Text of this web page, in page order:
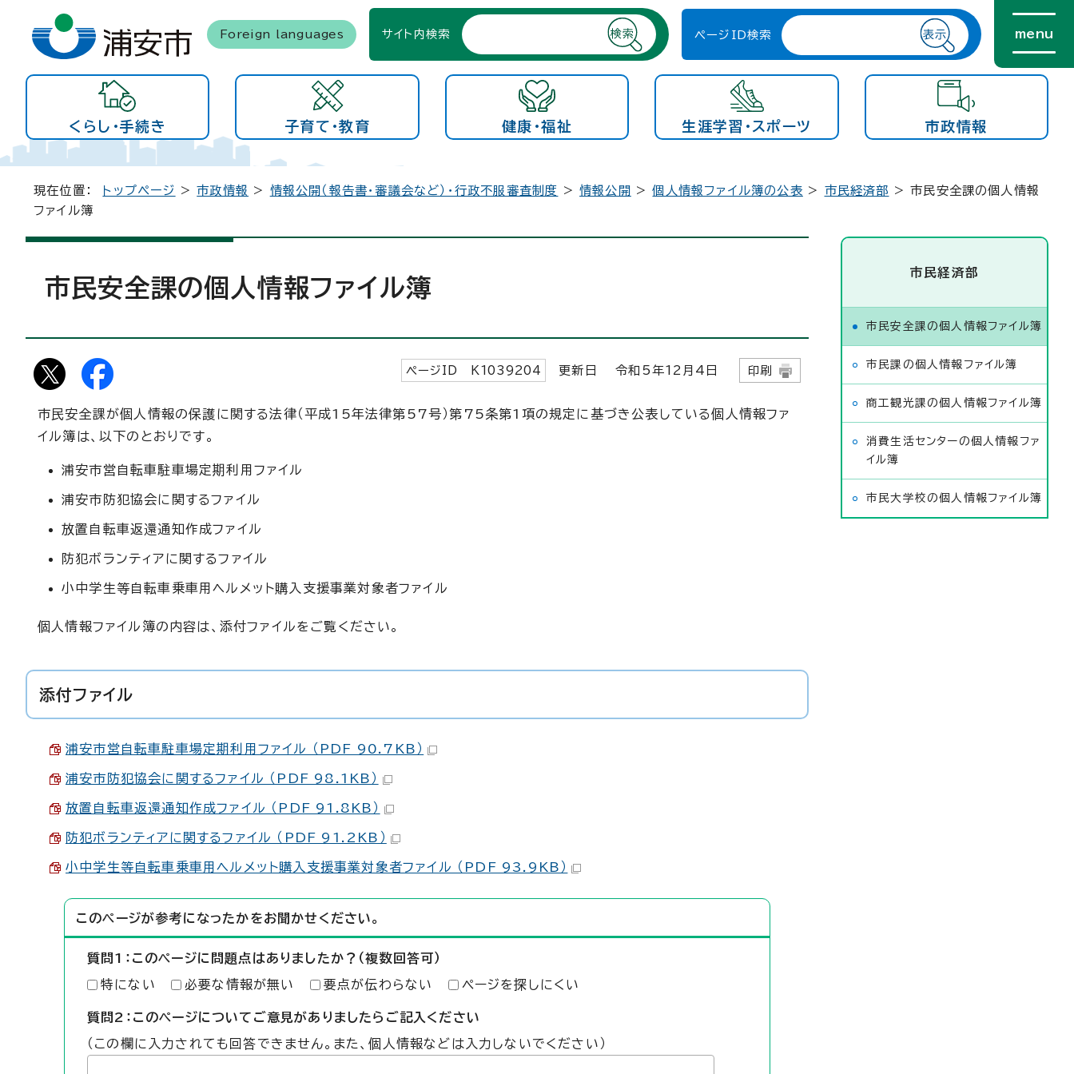
Foreign languages サイト内検索 ページID検索 menu
くらし・手続き 子育て・教育 健康・福祉 生涯学習・スポーツ 市政情報
現在位置： トップページ >市政情報 > 情報公開（報告書・審議会など）・行政不服審査制度 >情報公開 >個人情報ファイル簿の公表 > 市民経済部 > 市民安全課の個人情報
ファイル簿
市民安全課の個人情報ファイル簿
ページID K 1039204 更新日 令和5年12 月4日 印刷
市民安全課が個人情報の保護に関する法律（平成15年法律第57号）第75条第1項の規定に基づき公表している個人情報ファ
イル簿は、以下のとおりです。
浦安市営自転車駐車場定期利用ファイル
浦安市防犯協会に関するファイル
放置自転車返還通知作成ファイル
防犯ボランティアに関するファイル
小中学生等自転車乗車用ヘルメット購入支援事業対象者ファイル
個人情報ファイル簿の内容は、添付ファイルをご覧ください。
添付ファイル
浦安市営自転車駐車場定期利用ファイル （PDF 90.7KB）
浦安市防犯協会に関するファイル （PDF 98.1KB）
放置自転車返還通知作成ファイル （PDF 91.8KB）
防犯ボランティアに関するファイル （PDF 91.2KB）
小中学生等自転車乗車用ヘルメット購入支援事業対象者ファイル （PDF 93.9KB）
このページが参考になったかをお聞かせください。
質問1：このページに問題点はありましたか？（複数回答可）
特にない 必要な情報が無い 要点が伝わらない ページを探しにくい
質問2：このページについてご意見がありましたらご記入ください
（この欄に入力されても回答できません。また、個人情報などは入力しないでください）
市民経済部
市民安全課の個人情報ファイル簿
市民課の個人情報ファイル簿
商工観光課の個人情報ファイル簿
消費生活センターの個人情報ファ
イル簿
市民大学校の個人情報ファイル簿